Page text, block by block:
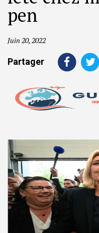
pen
Juin 20, 2022
Partager